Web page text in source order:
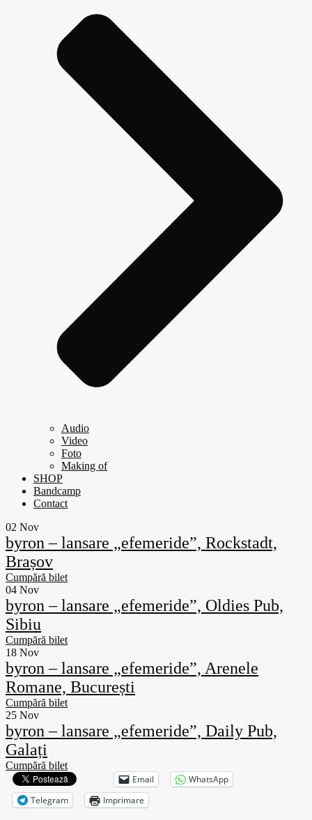
Audio
Video
Foto
Making of
SHOP
Bandcamp
Contact
02 Nov
byron – lansare „efemeride”, Rockstadt,
Brașov
Cumpără bilet
04 Nov
byron – lansare „efemeride”, Oldies Pub,
Sibiu
Cumpără bilet
18 Nov
byron – lansare „efemeride”, Arenele
Romane, București
Cumpără bilet
25 Nov
byron – lansare „efemeride”, Daily Pub,
Galați
Cumpără bilet
Email
WhatsApp
Telegram
Imprimare